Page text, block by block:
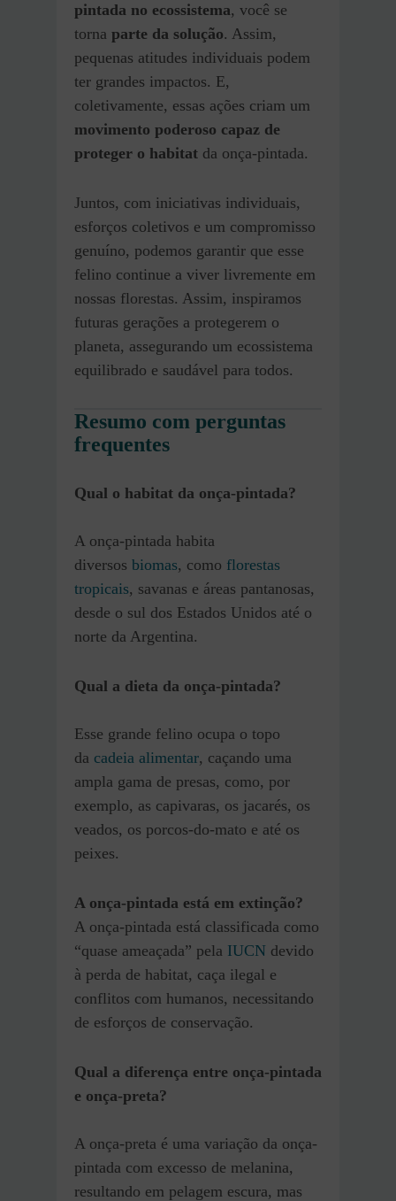
pintada no ecossistema, você se
torna parte da solução. Assim,
pequenas atitudes individuais podem
ter grandes impactos. E,
coletivamente, essas ações criam um
movimento poderoso capaz de
proteger o habitat da onça-pintada.
Juntos, com iniciativas individuais,
esforços coletivos e um compromisso
genuíno, podemos garantir que esse
felino continue a viver livremente em
nossas florestas. Assim, inspiramos
futuras gerações a protegerem o
planeta, assegurando um ecossistema
equilibrado e saudável para todos.
Resumo com perguntas
frequentes
Qual o habitat da onça-pintada?
A onça-pintada habita
diversos biomas, como florestas
tropicais, savanas e áreas pantanosas,
desde o sul dos Estados Unidos até o
norte da Argentina.
Qual a dieta da onça-pintada?
Esse grande felino ocupa o topo
da cadeia alimentar, caçando uma
ampla gama de presas, como, por
exemplo, as capivaras, os jacarés, os
veados, os porcos-do-mato e até os
peixes.
A onça-pintada está em extinção?
A onça-pintada está classificada como
“quase ameaçada” pela IUCN devido
à perda de habitat, caça ilegal e
conflitos com humanos, necessitando
de esforços de conservação.
Qual a diferença entre onça-pintada
e onça-preta?
A onça-preta é uma variação da onça-
pintada com excesso de melanina,
resultando em pelagem escura, mas